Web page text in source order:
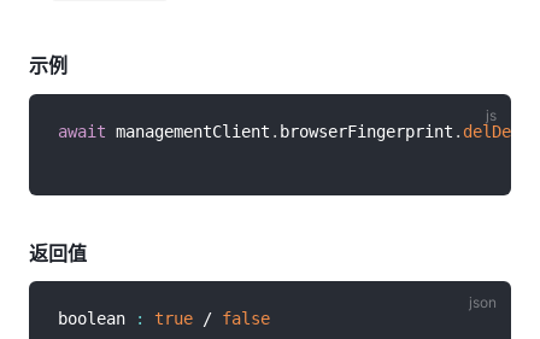
示例
await managementClient . browserFingerprint .
返回值
boolean : true / false